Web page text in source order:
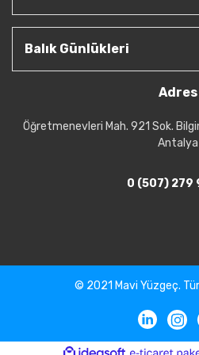
Balık Günlükleri
Adres
Öğretmenevleri Mah. 921 Sok.
Antalya
0 (507) 279
© 2021 Mavi Yüzgeç.